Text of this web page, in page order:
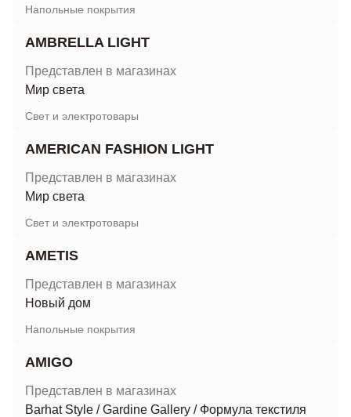
Напольные покрытия
AMBRELLA LIGHT
Представлен в магазинах
Мир света
Свет и электротовары
AMERICAN FASHION LIGHT
Представлен в магазинах
Мир света
Свет и электротовары
AMETIS
Представлен в магазинах
Новый дом
Напольные покрытия
AMIGO
Представлен в магазинах
Barhat Style /Gardine Gallery / Формула текстиля